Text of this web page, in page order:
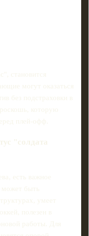
становится
могут оказаться
без подстраховки в
которую
плей-офф.
"солдата
есть важное
может быть
умеет
полезен в
работы. Для